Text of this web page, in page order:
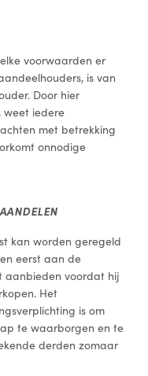
voorwaarden er
is van
Door hier
weet iedere
met betrekking
onnodige
kan worden geregeld
eerst aan de
aanbieden voordat hij
Het
is om
te waarborgen en te
derden zomaar